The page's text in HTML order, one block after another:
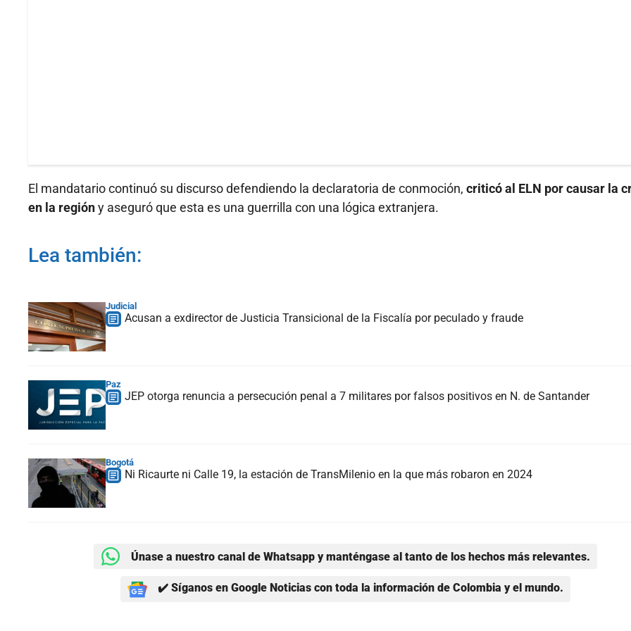
El mandatario continuó su discurso defendiendo la declaratoria de conmoción, criticó al ELN por causar la
en la regióny aseguró que esta es una guerrilla con una lógica extranjera.
Lea también:
Judicial
Acusan a exdirector de Justicia Transicional de la Fiscalía por peculado y fraude
Paz
JEP otorga renuncia a persecución penal a 7 militares por falsos positivos en N. de Santander
Bogotá
Ni Ricaurte ni Calle 19, la estación de TransMilenio en la que más robaron en 2024
Únase a nuestro canal de Whatsapp y manténgase al tanto de los hechos más relevantes.
✔️ Síganos en Google Noticias con toda la información de Colombia y el mundo.